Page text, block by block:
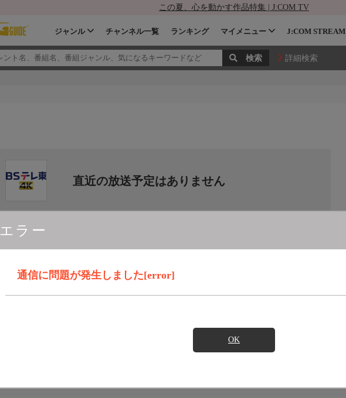
この夏、心を動かす作品特集 | J:COM TV
ジャンル チャンネル一覧 ランキング マイメニュー J:COM STREAM
詳細検索
エラー
通信に問題が発生しました[error]
OK
直近の放送予定はありません